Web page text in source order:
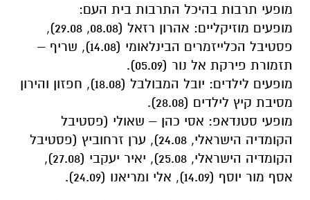
מופעי תרבות בהיכל התרבות בית העם:
מופעים מוזיקליים: אהרון רזאל (08.08, 29.08),
פסטיבל הכלייזמרים הבינלאומי (14.08), שריף –
תזמורת פירקת אל נור (05.09).
מופעים לילדים: יובל המבולבל (18.08), חפזון והירון
מסיבת קיץ לילדים (28.08).
מופעי סטנדאפ: אסי כהן – שאולי (פסטיבל
הקומדיה הישראלי, 24.08), ערן זרחוביץ (פסטיבל
הקומדיה הישראלי, 25.08), יאיר יעקבי (27.08),
אסף מור יוסף (14.09), אלי ומריאנו (24.09).